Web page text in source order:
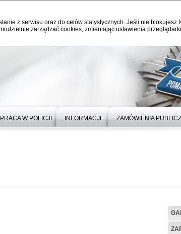
z serwisu oraz do celów statystycznych. Jeśli nie blokujesz
zarządzać cookies, zmieniając ustawienia
PRACA W POLICJI INFORMACJE ZAMÓWIENIA